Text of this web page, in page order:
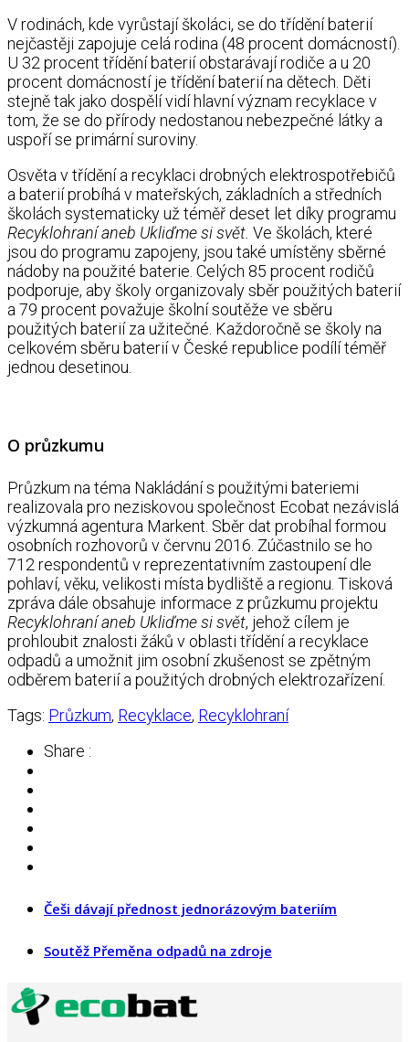
V rodinách, kde vyrůstají školáci, se do třídění baterií
nejčastěji zapojuje celá rodina (48 procent domácností).
U 32 procent třídění baterií obstarávají rodiče a u 20
procent domácností je třídění baterií na dětech. Děti
stejně tak jako dospělí vidí hlavní význam recyklace v
tom, že se do přírody nedostanou nebezpečné látky a
uspoří se primární suroviny.
Osvěta v třídění a recyklaci drobných elektrospotřebičů
a baterií probíhá v mateřských, základních a středních
školách systematicky už téměř deset let díky programu
Recyklohraní aneb Ukliďme si svět. Ve školách, které
jsou do programu zapojeny, jsou také umístěny sběrné
nádoby na použité baterie. Celých 85 procent rodičů
podporuje, aby školy organizovaly sběr použitých baterií
a 79 procent považuje školní soutěže ve sběru
použitých baterií za užitečné. Každoročně se školy na
celkovém sběru baterií v České republice podílí téměř
jednou desetinou.
O průzkumu
Průzkum na téma Nakládání s použitými bateriemi
realizovala pro neziskovou společnost Ecobat nezávislá
výzkumná agentura Markent. Sběr dat probíhal formou
osobních rozhovorů v červnu 2016. Zúčastnilo se ho
712 respondentů v reprezentativním zastoupení dle
pohlaví, věku, velikosti místa bydliště a regionu. Tisková
zpráva dále obsahuje informace z průzkumu projektu
Recyklohraní aneb Ukliďme si svět, jehož cílem je
prohloubit znalosti žáků v oblasti třídění a recyklace
odpadů a umožnit jim osobní zkušenost se zpětným
odběrem baterií a použitých drobných elektrozařízení.
Tags: Průzkum, Recyklace, Recyklohraní
Share :
Češi dávají přednost jednorázovým bateriím
Soutěž Přeměna odpadů na zdroje